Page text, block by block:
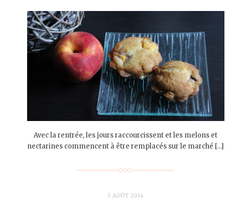
Avec la rentrée, les jours raccourcissent et les melons et
nectarines commencent à être remplacés sur le marché […]
3 AOÛT 2014